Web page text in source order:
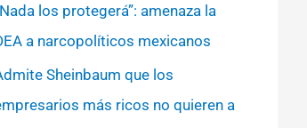
los protegerá”: amenaza la
a narcopolíticos mexicanos
Sheinbaum que los
más ricos no quieren a